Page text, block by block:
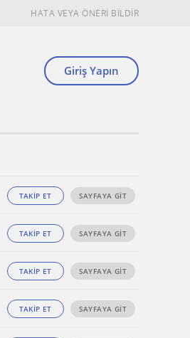
HATA VEYA ÖNERİ BİLDİR
TAKİP ET SAYFAYA GİT
TAKİP ET SAYFAYA GİT
TAKİP ET SAYFAYA GİT
TAKİP ET SAYFAYA GİT
Giriş Yapın